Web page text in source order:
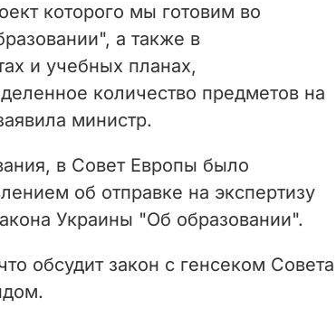
d
e
o
которого мы готовим во
а также в
и учебных планах,
количество предметов на
министр.
в Совет Европы было
об отправке на экспертизу
Украины "Об образовании".
обсудит закон с генсеком Совета